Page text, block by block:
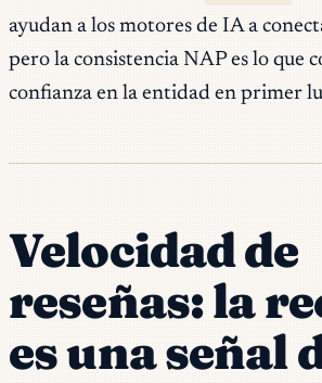
ayudan a los motores de IA a
pero la consistencia NAP es lo que
confianza en la entidad en primer
Velocidad de
reseñas: la
es una señal